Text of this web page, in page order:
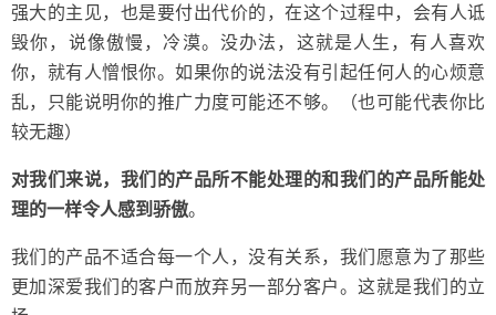
强大的主见，也是要付出代价的，在这个过程中，会有人诋
毁你，说像傲慢，冷漠。没办法，这就是人生，有人喜欢
你，就有人憎恨你。如果你的说法没有引起任何人的心烦意
乱，只能说明你的推广力度可能还不够。（也可能代表你比
较无趣）
对我们来说，我们的产品所不能处理的和我们的产品所能处
理的一样令人感到骄傲。
我们的产品不适合每一个人，没有关系，我们愿意为了那些
更加深爱我们的客户而放弃另一部分客户。这就是我们的立